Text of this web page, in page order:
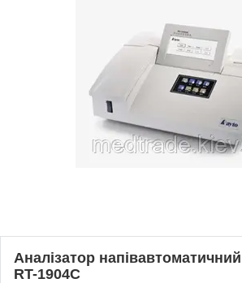
Аналізатор напівавтоматичний
RT-1904C